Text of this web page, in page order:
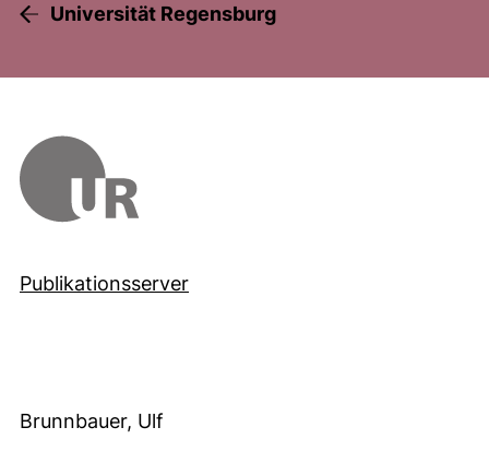
Universität Regensburg
Publikationsserver
Brunnbauer, Ulf